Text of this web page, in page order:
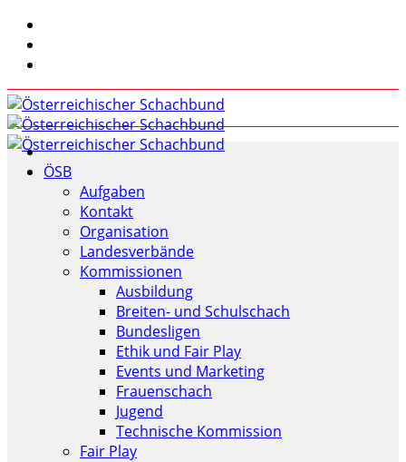
ÖSB
Aufgaben
Kontakt
Organisation
Landesverbände
Kommissionen
Ausbildung
Breiten- und Schulschach
Bundesligen
Ethik und Fair Play
Events und Marketing
Frauenschach
Jugend
Technische Kommission
Fair Play